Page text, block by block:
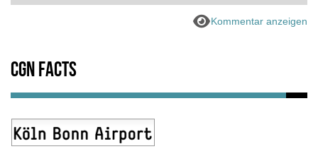
Kommentar anzeigen
CGN Facts